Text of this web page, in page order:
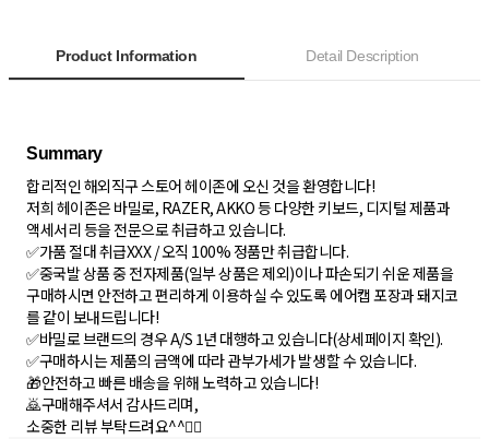
Product Information Detail Description
Summary
합리적인 해외직구 스토어 헤이존에 오신 것을 환영합니다!
저희 헤이존은 바밀로, RAZER, AKKO 등 다양한 키보드, 디지털 제품과
액세서리 등을 전문으로 취급하고 있습니다.
✅가품 절대 취급XXX / 오직 100% 정품만 취급합니다.
✅중국발 상품 중 전자제품(일부 상품은 제외)이나 파손되기 쉬운 제품을
구매하시면 안전하고 편리하게 이용하실 수 있도록 에어캡 포장과 돼지코
를 같이 보내드립니다!
✅바밀로 브랜드의 경우 A/S 1년 대행하고 있습니다(상세페이지 확인).
✅구매하시는 제품의 금액에 따라 관부가세가 발생할 수 있습니다.
🎁안전하고 빠른 배송을 위해 노력하고 있습니다!
🙇구매해주셔서 감사드리며,
소중한 리뷰 부탁드려요^^🙇‍♀️